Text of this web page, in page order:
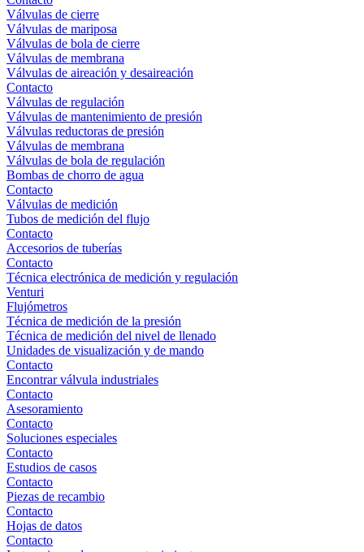
Válvulas de cierre
Válvulas de mariposa
Válvulas de bola de cierre
Válvulas de membrana
Válvulas de aireación y desaireación
Contacto
Válvulas de regulación
Válvulas de mantenimiento de presión
Válvulas reductoras de presión
Válvulas de membrana
Válvulas de bola de regulación
Bombas de chorro de agua
Contacto
Válvulas de medición
Tubos de medición del flujo
Contacto
Accesorios de tuberías
Contacto
Técnica electrónica de medición y regulación
Venturi
Flujómetros
Técnica de medición de la presión
Técnica de medición del nivel de llenado
Unidades de visualización y de mando
Contacto
Encontrar válvula industriales
Contacto
Asesoramiento
Contacto
Soluciones especiales
Contacto
Estudios de casos
Contacto
Piezas de recambio
Contacto
Hojas de datos
Contacto